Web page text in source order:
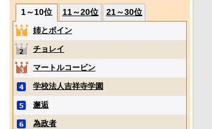
1～10位
11～20位 21～30位
姉とボイン
チョレイ
マートルコービン
学校法人吉祥寺学園
邂逅
為政者